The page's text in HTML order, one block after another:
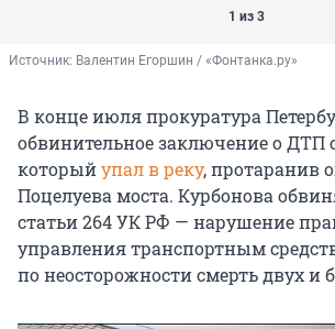
1 из 3
Источник: Валентин Егоршин / «Фонтанка.ру»
В конце июля прокуратура
обвинительное заключение о ДТП
которыйупал в реку, протаранив
Поцелуева моста. Курбонова
статьи 264 УК РФ — нарушение
управления транспортным
по неосторожности смерть двух и